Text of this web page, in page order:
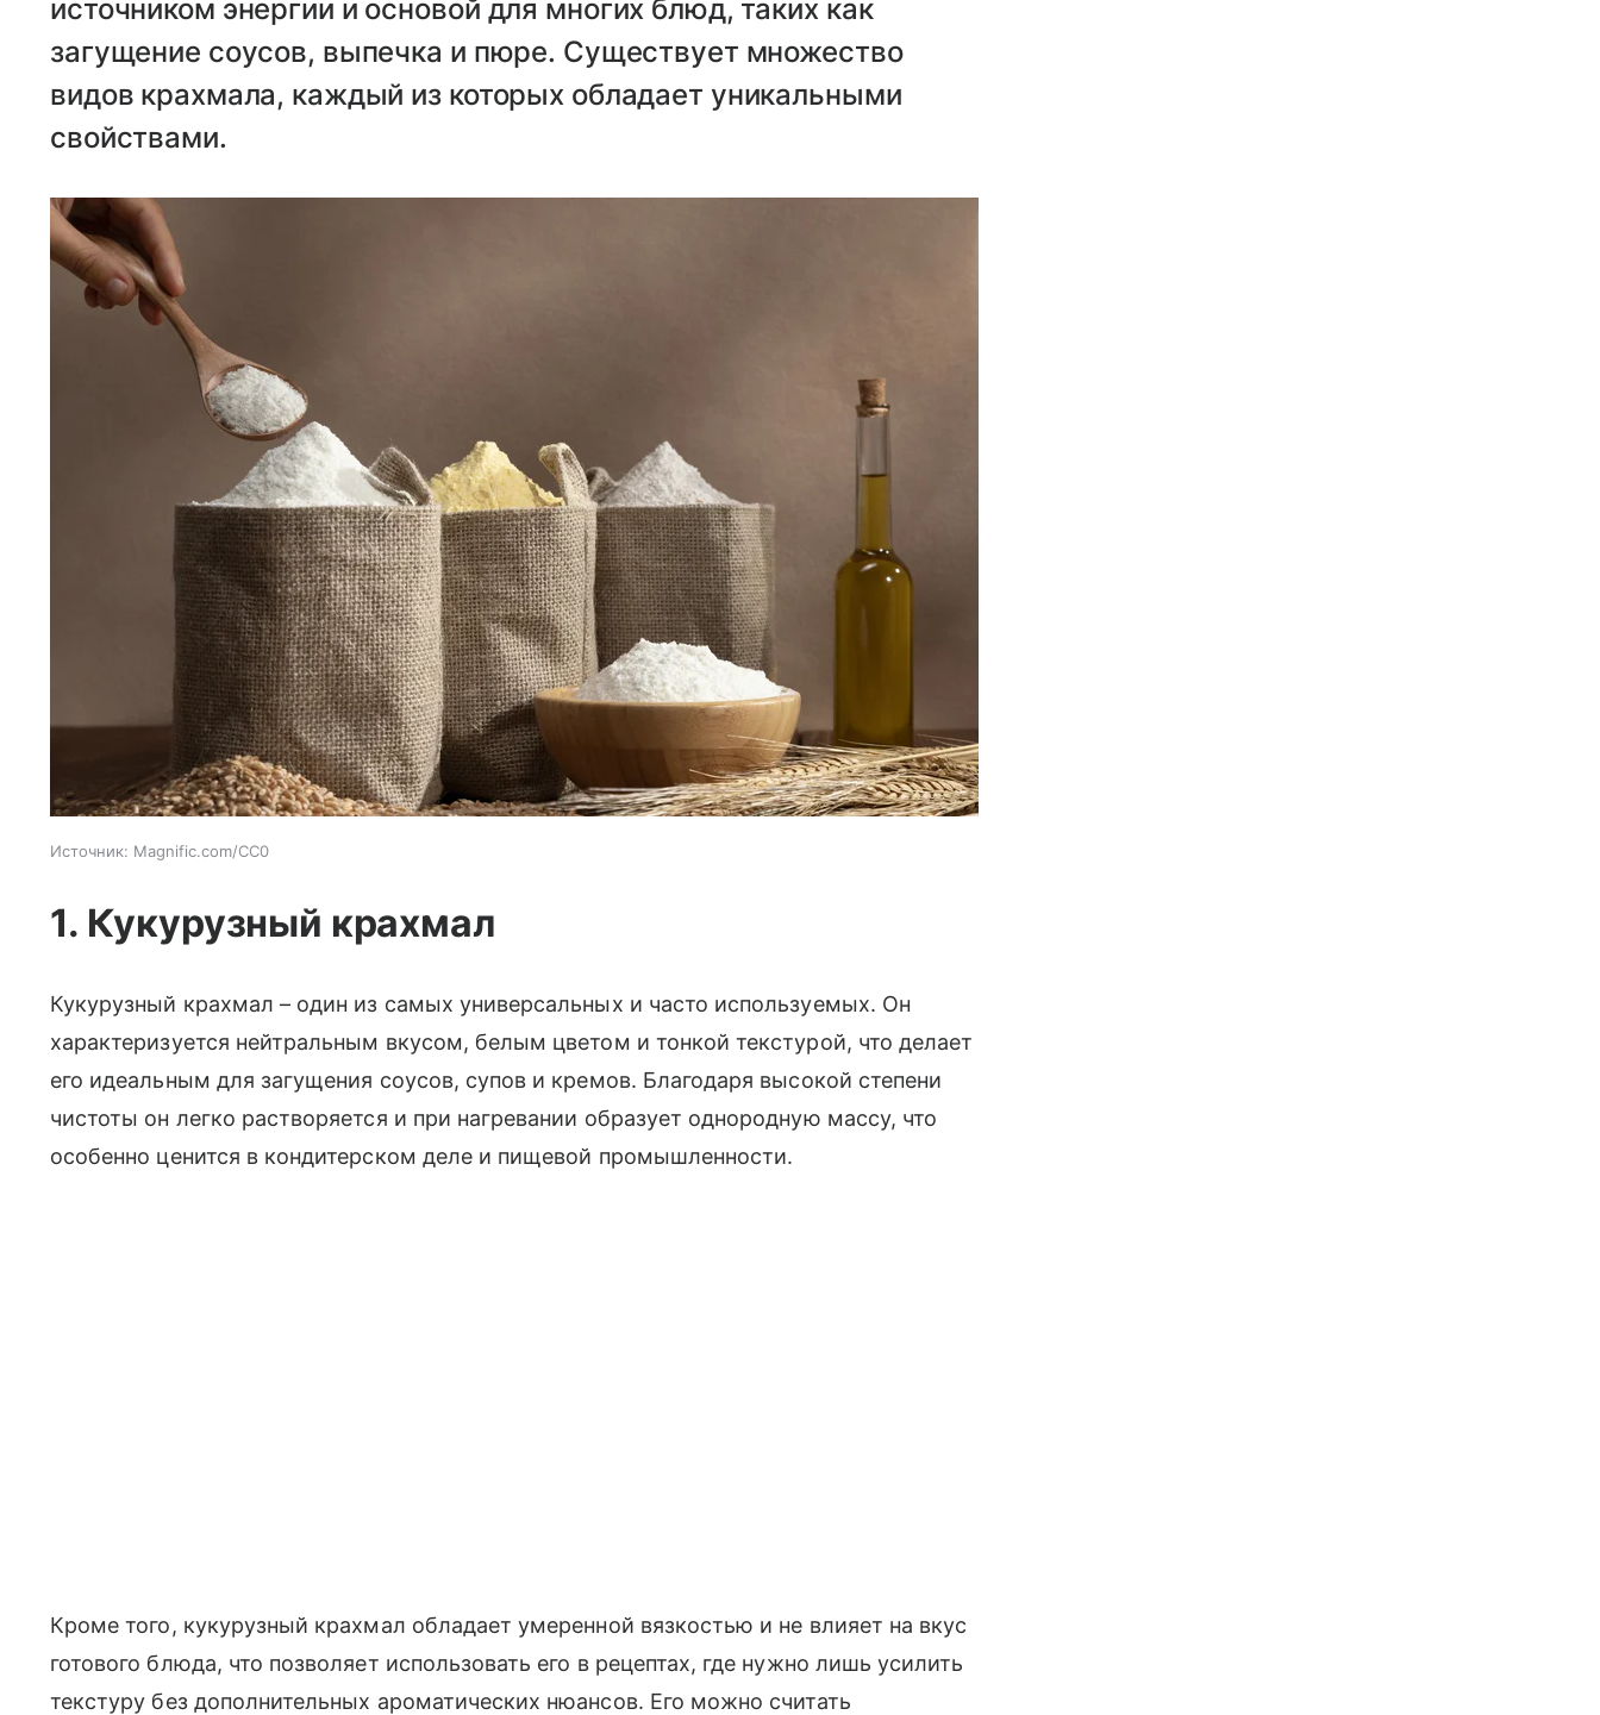
источником энергии и основой для многих блюд, таких как
загущение соусов, выпечка и пюре. Существует множество
видов крахмала, каждый из которых обладает уникальными
свойствами.
Источник: Magnific.com/CC0
1. Кукурузный крахмал
Кукурузный крахмал – один из самых универсальных и часто используемых. Он
характеризуется нейтральным вкусом, белым цветом и тонкой текстурой, что делает
его идеальным для загущения соусов, супов и кремов. Благодаря высокой степени
чистоты он легко растворяется и при нагревании образует однородную массу, что
особенно ценится в кондитерском деле и пищевой промышленности.
Кроме того, кукурузный крахмал обладает умеренной вязкостью и не влияет на вкус
готового блюда, что позволяет использовать его в рецептах, где нужно лишь усилить
текстуру без дополнительных ароматических нюансов. Его можно считать